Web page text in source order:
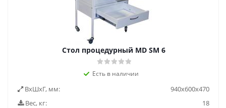
Стол процедурный MD SM 6
Есть в наличии
ВxШxГ, мм:
940x600x470
Вес, кг:
18